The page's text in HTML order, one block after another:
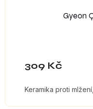
Gyeon
309 Kč
Keramika proti